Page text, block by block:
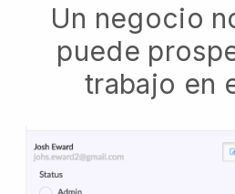
Un negocio
puede
trabajo en